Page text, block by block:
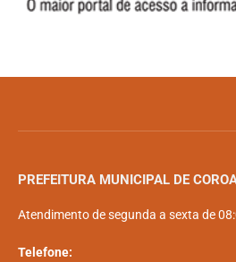
PREFEITURA MUNICIPAL DE
Atendimento de segunda a sexta de
Telefone: